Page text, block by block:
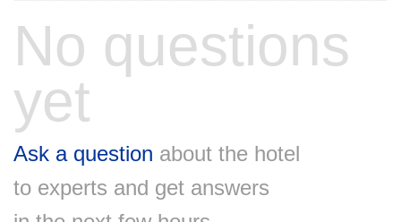
No questions
yet
Ask a question about the hotel
to experts and get answers